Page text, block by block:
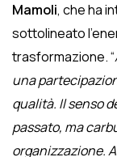
Mamoli, che ha
sottolineato
trasformazione. “
una
qualità. Il senso
passato, ma
organizzazione.